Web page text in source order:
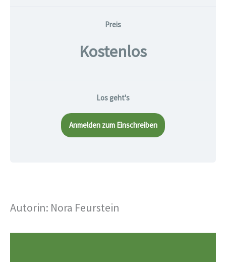
Preis
Kostenlos
Los geht's
Anmelden zum Einschreiben
Autorin: Nora Feurstein